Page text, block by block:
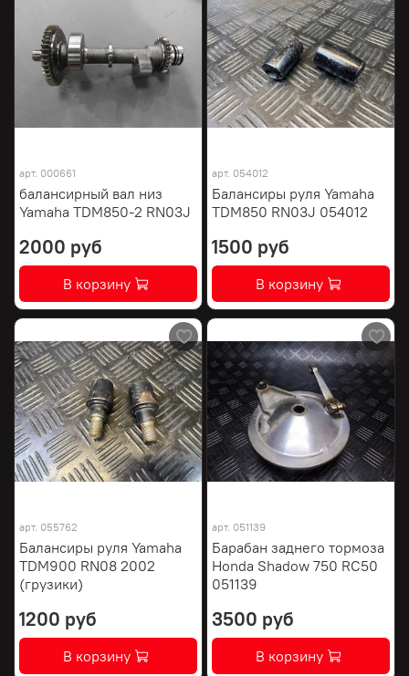
арт. 000661
балансирный вал низ
Yamaha TDM850-2 RN03J
2000 руб
В корзину
арт. 054012
Балансиры руля Yamaha
TDM850 RN03J 054012
1500 руб
В корзину
арт. 055762
Балансиры руля Yamaha
TDM900 RN08 2002
(грузики)
1200 руб
В корзину
арт. 051139
Барабан заднего тормоза
Honda Shadow 750 RC50
051139
3500 руб
В корзину